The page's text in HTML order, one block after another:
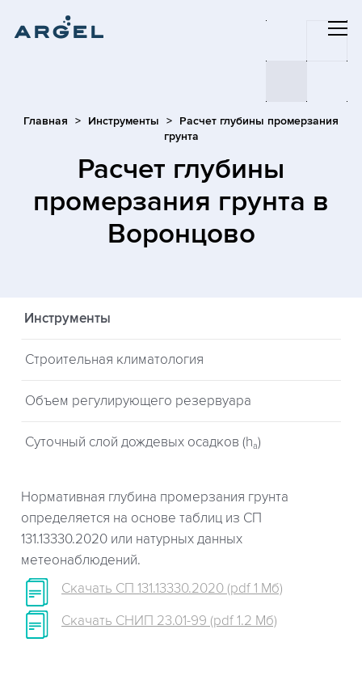
Главная Инструменты
Расчет глубины промерзания
грунта
Расчет глубины
промерзания грунта в
Воронцово
Инструменты
Строительная климатология
Объем регулирующего резервуара
Суточный слой дождевых осадков (ha)
Нормативная глубина промерзания грунта
определяется на основе таблиц из СП
131.13330.2020 или натурных данных
метеонаблюдений.
Скачать СП 131.13330.2020 (pdf 1 Мб)
Скачать СНИП 23.01-99 (pdf 1.2 Мб)